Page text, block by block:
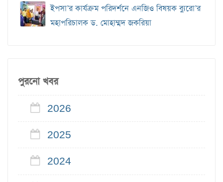
ইপসা’র কার্যক্রম পরিদর্শনে এনজিও বিষয়ক ব্যুরো’র
মহাপরিচালক ড. মোহাম্মদ জকরিয়া
পুরনো খবর
2026
2025
2024